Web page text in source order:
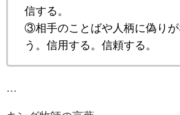
信する。
③相手のことばや人柄に偽りが
う。信用する。信頼する。
…